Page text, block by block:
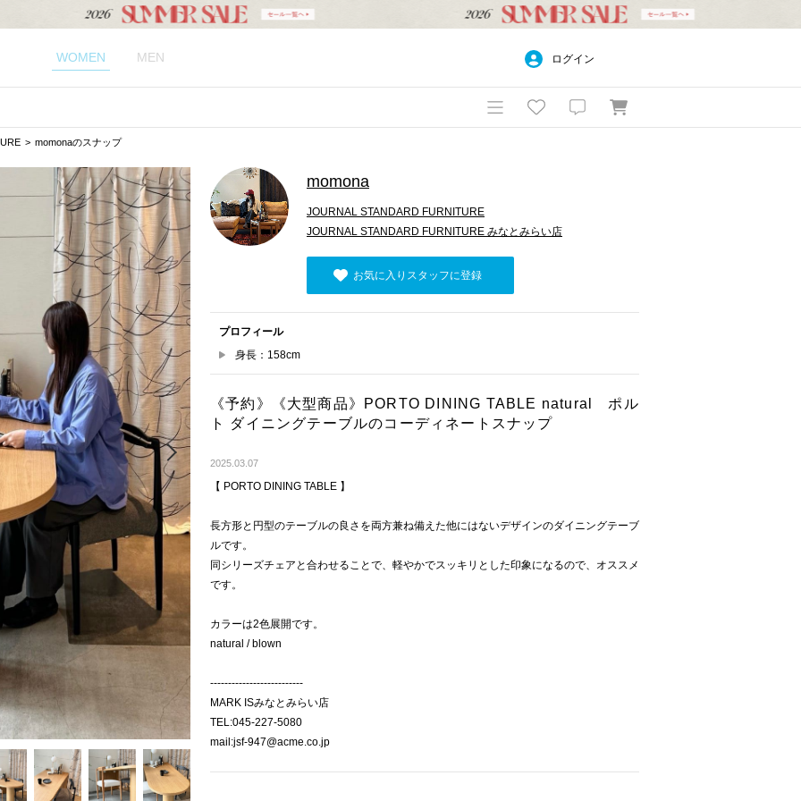
WOMEN MEN ログイン
momonaのスナップ
momona
JOURNAL STANDARD FURNITURE
JOURNAL STANDARD FURNITURE みなとみらい店
お気に入りスタッフに登録
プロフィール
身長：158cm
《予約》《大型商品》PORTO DINING TABLE natural ポル
ト ダイニングテーブルのコーディネートスナップ
2025.03.07
【 PORTO DINING TABLE 】
長方形と円型のテーブルの良さを両方兼ね備えた他にはないデザインのダイニングテーブ
ルです。
同シリーズチェアと合わせることで、軽やかでスッキリとした印象になるので、オススメ
です。
カラーは2色展開です。
natural / blown
--------------------------
MARK ISみなとみらい店
TEL:045-227-5080
mail:jsf-947@acme.co.jp